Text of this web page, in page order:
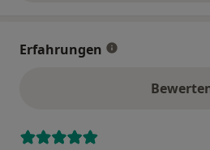
Erfahrungen